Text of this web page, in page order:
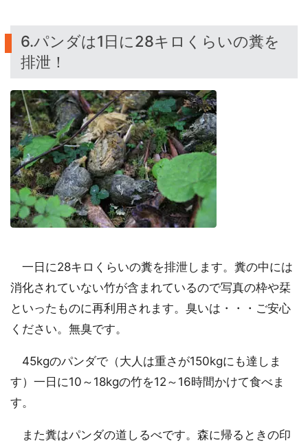
6.パンダは1日に28キロくらいの糞を
排泄！
一日に28キロくらいの糞を排泄します。糞の中には
消化されていない竹が含まれているので写真の枠や栞
といったものに再利用されます。臭いは・・・ご安心
ください。無臭です。
45kgのパンダで（大人は重さが150kgにも達しま
す）一日に10～18kgの竹を12～16時間かけて食べま
す。
また糞はパンダの道しるべです。森に帰るときの印